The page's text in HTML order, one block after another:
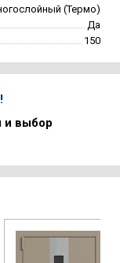
(Термо)
Да
150
и выбор